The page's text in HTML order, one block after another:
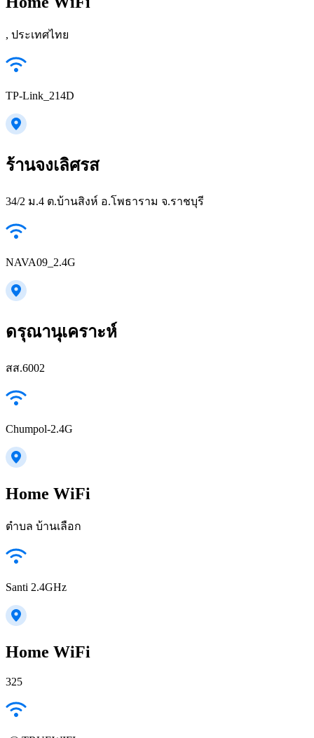
, ประเทศไทย
TP-Link_214D
ร้านจงเลิศรส
34/2 ม.4 ต.บ้านสิงห์ อ.โพธาราม จ.ราชบุรี
NAVA09_2.4G
ดรุณานุเคราะห์
สส.6002
Chumpol-2.4G
Home WiFi
ตำบล บ้านเลือก
Santi 2.4GHz
Home WiFi
325